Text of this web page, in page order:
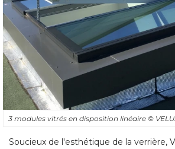
3 modules vitrés en disposition linéaire ©
Soucieux de l'esthétique de la verrière,